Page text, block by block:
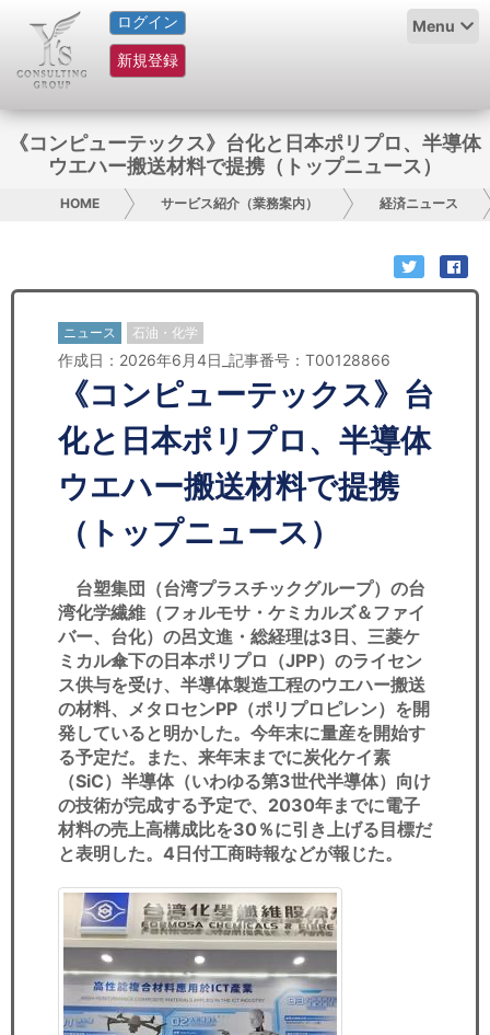
ログイン
新規登録
Menu
HOME
サービス紹介
グループ概要
お問い合わせ
日本人にPR
コンサルティング
リサーチ
セミナー
経済ニュース
労務顧問
ＩＴ
飲食店情報
《コンピューテックス》台化と日本ポリプロ、半導体
ウエハー搬送材料で提携（トップニュース）
HOME サービス紹介（業務案内） 経済ニュース
ニュース 石油・化学
作成日：2026年6月4日_記事番号：T00128866
《コンピューテックス》台
化と日本ポリプロ、半導体
ウエハー搬送材料で提携
（トップニュース）
台塑集団（台湾プラスチックグループ）の台
湾化学繊維（フォルモサ・ケミカルズ＆ファイ
バー、台化）の呂文進・総経理は3日、三菱ケ
ミカル傘下の日本ポリプロ（JPP）のライセン
ス供与を受け、半導体製造工程のウエハー搬送
の材料、メタロセンPP（ポリプロピレン）を開
発していると明かした。今年末に量産を開始す
る予定だ。また、来年末までに炭化ケイ素
（SiC）半導体（いわゆる第3世代半導体）向け
の技術が完成する予定で、2030年までに電子
材料の売上高構成比を30％に引き上げる目標だ
と表明した。4日付工商時報などが報じた。